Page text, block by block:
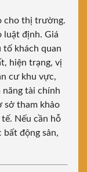
cho thị trường.
luật định. Giá
tố khách quan
hiện trạng, vị
cư khu vực,
năng tài chính
sở tham khảo
Nếu cần hỗ
động sản,